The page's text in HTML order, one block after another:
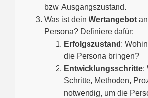
bzw. Ausgangszustand.
Was ist dein Wertangebot
Persona? Definiere dafür:
Erfolgszustand :
die Persona bringen?
Entwicklungsschritte:
Schritte, Methoden,
notwendig, um die